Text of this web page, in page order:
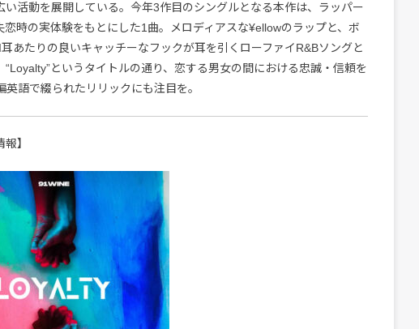
い活動を展開している。今年3作目のシングルとなる本作は、ラッパー
恋時の実体験をもとにした1曲。メロディアスな¥ellowのラップと、ボ
あたりの良いキャッチーなフックが耳を引くローファイR&Bソングと
“Loyalty”というタイトルの通り、恋する男女の間における忠誠・信頼を
英語で綴られたリリックにも注目を。
報】